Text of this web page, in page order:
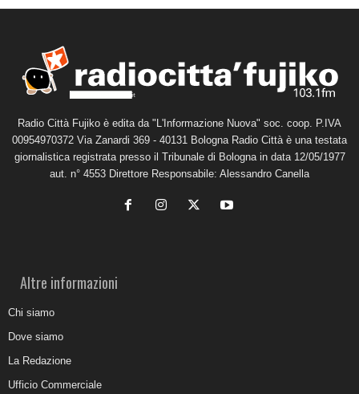
Radio Città Fujiko è edita da "L'Informazione Nuova" soc. coop. P.IVA
00954970372 Via Zanardi 369 - 40131 Bologna Radio Città è una testata
giornalistica registrata presso il Tribunale di Bologna in data 12/05/1977
aut. n° 4553 Direttore Responsabile: Alessandro Canella
Altre informazioni
Chi siamo
Dove siamo
La Redazione
Ufficio Commerciale